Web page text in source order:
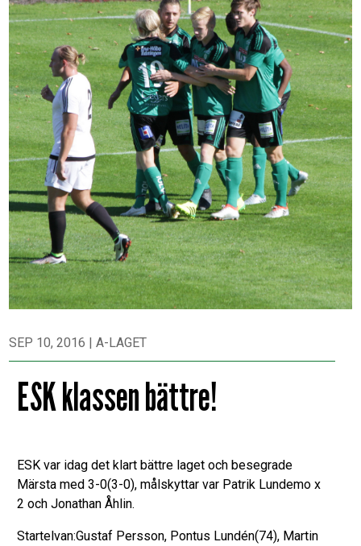
SEP 10, 2016 |A-LAGET
ESK klassen bättre!
ESK var idag det klart bättre laget och besegrade
Märsta med 3-0(3-0), målskyttar var Patrik Lundemo x
2 och Jonathan Åhlin.
Startelvan:Gustaf Persson, Pontus Lundén(74), Martin